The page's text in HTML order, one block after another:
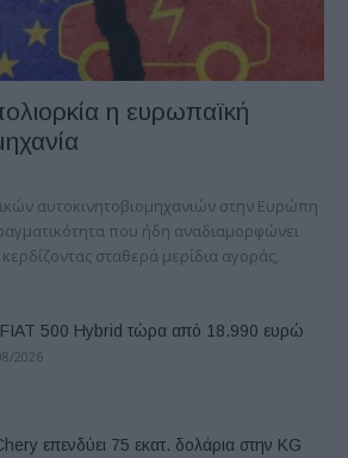
η ευρωπαϊκή
αυτοκινητοβιομηχανιών στην Ευρώπη
που ήδη αναδιαμορφώνει
σταθερά μερίδια αγοράς,
500 Hybrid τώρα από 18.990 ευρώ
2026
επενδύει 75 εκατ. δολάρια στην KG